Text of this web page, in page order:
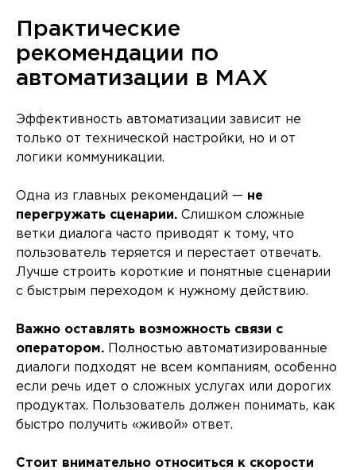
Практические
рекомендации по
автоматизации в MAX
Эффективность автоматизации зависит не
только от технической настройки, но и от
логики коммуникации.
Одна из главных рекомендаций — не
перегружать сценарии. Слишком сложные
ветки диалога часто приводят к тому, что
пользователь теряется и перестает отвечать.
Лучше строить короткие и понятные сценарии
с быстрым переходом к нужному действию.
Важно оставлять возможность связи с
оператором. Полностью автоматизированные
диалоги подходят не всем компаниям, особенно
если речь идет о сложных услугах или дорогих
продуктах. Пользователь должен понимать, как
быстро получить «живой» ответ.
Стоит внимательно относиться к скорости